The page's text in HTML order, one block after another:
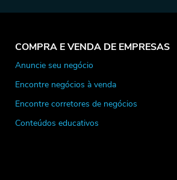
COMPRA E VENDA DE EMPRESAS
Anuncie seu negócio
Encontre negócios à venda
Encontre corretores de negócios
Conteúdos educativos